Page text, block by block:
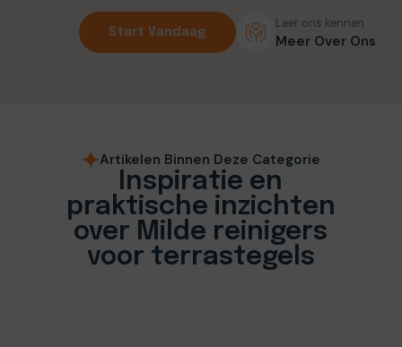
Start Vandaag
Leer ons kennen
Meer Over Ons
Artikelen Binnen Deze Categorie
Inspiratie en
praktische inzichten
over Milde reinigers
voor terrastegels